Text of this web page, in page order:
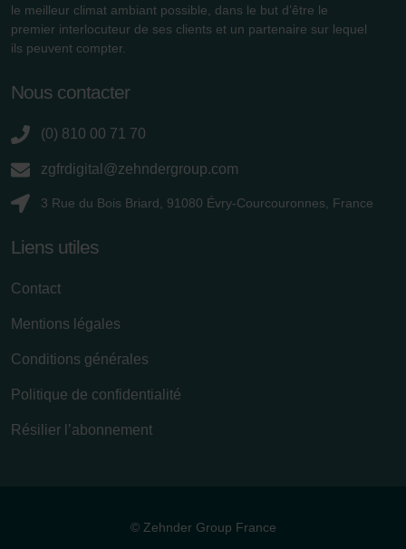
le meilleur climat ambiant possible, dans le but d’être le
premier interlocuteur de ses clients et un partenaire sur lequel
ils peuvent compter.
Nous contacter
(0) 810 00 71 70
zgfrdigital@zehndergroup.com
3 Rue du Bois Briard, 91080 Évry-Courcouronnes, France
Liens utiles
Contact
Mentions légales
Conditions générales
Politique de confidentialité
Résilier l’abonnement
© Zehnder Group France